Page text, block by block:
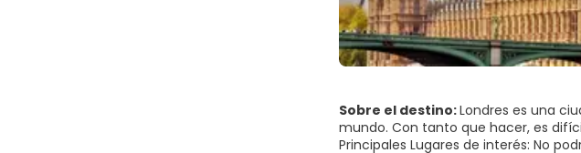
Sobre el destino:Londres es una
mundo. Con tanto que hacer, es
Principales Lugares de interés: No